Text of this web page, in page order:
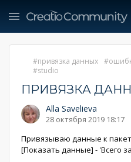
привязка данных
studio
ПРИВЯЗКА
Alla Savelieva
28 октября 2019 18:17
Привязываю данные к
[Показать данные] - 'Всего